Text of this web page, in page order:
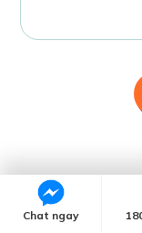
Chat ngay